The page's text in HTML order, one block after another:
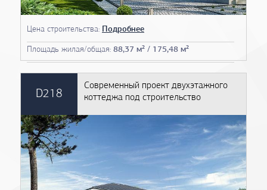
Цена строительства: Подробнее
Площадь жилая/общая: 88,37 м² / 175,48 м²
D218
Современный проект двухэтажного
коттеджа под строительство